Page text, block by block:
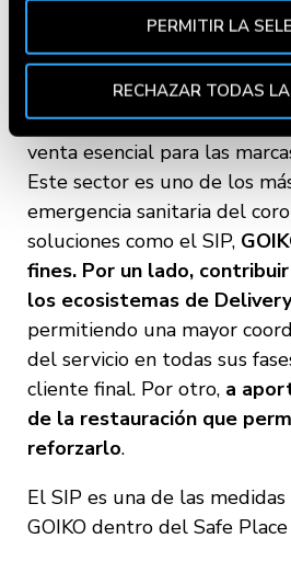
analíticos y para mostrarte
Pincha enPolítica de Cookies
Puedes aceptar todas las
"Rechazar todas las cookies". Si
en laPolítica de Cookieste
en diferentes navegadores.
PERMITIR LA
RECHAZAR TODAS
paradigmas y sorprender, y
todavía nadie ha logrado.
El Delivery y el Take Away
convirtiendo en estos
venta esencial para las
Este sector es uno de los
emergencia sanitaria del
soluciones como el SIP,
fines. Por un lado,
los ecosistemas de
permitiendo una mayor
del servicio en todas sus
cliente final. Por otro, a
de la restauración que
reforzarlo.
El SIP es una de las
GOIKO dentro del Safe